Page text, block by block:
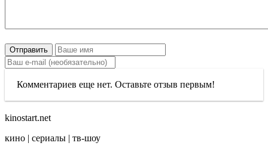
Отправить
Комментариев еще нет. Оставьте отзыв первым!
kinostart.net
кино | сериалы | тв-шоу